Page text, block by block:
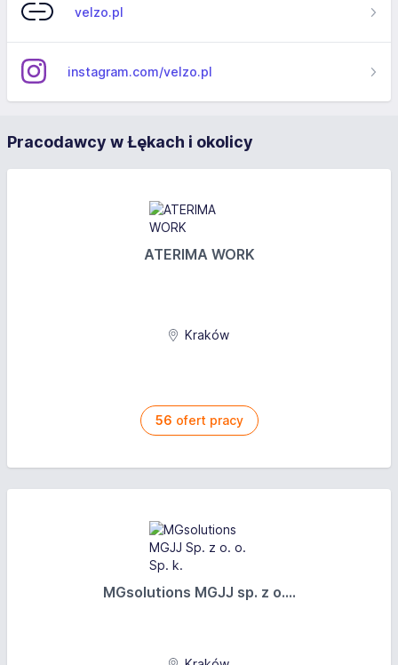
velzo.pl
instagram.com/velzo.pl
Pracodawcy w Łękach i okolicy
ATERIMA WORK
Kraków
56 ofert pracy
MGsolutions MGJJ sp. z o....